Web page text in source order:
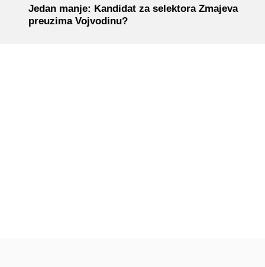
Jedan manje: Kandidat za selektora Zmajeva
preuzima Vojvodinu?